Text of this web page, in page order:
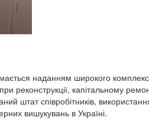
наданням широкого
реконструкції, капітальному
штат співробітників,
вишукувань в Україні.